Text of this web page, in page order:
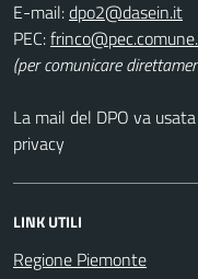
E-mail:
PEC:
(per comunicare
La mail del DPO va
privacy
LINK UTILI
Regione Piemonte